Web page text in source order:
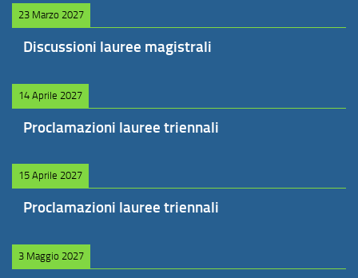
23 Marzo 2027
Discussioni lauree magistrali
14 Aprile 2027
Proclamazioni lauree triennali
15 Aprile 2027
Proclamazioni lauree triennali
3 Maggio 2027